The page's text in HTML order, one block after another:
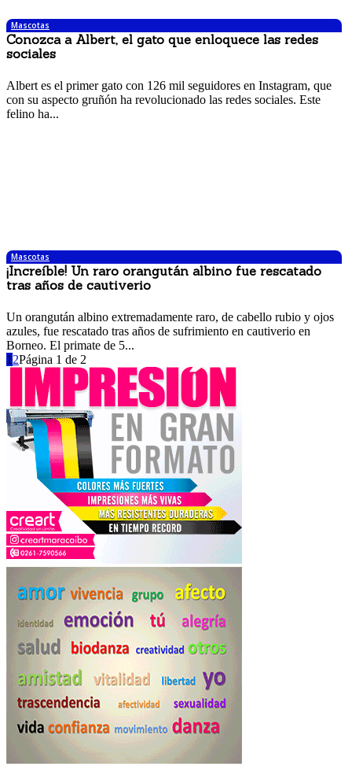
Mascotas
Conozca a Albert, el gato que enloquece las redes
sociales
Albert es el primer gato con 126 mil seguidores en Instagram, que
con su aspecto gruñón ha revolucionado las redes sociales. Este
felino ha...
Mascotas
¡Increíble! Un raro orangután albino fue rescatado
tras años de cautiverio
Un orangután albino extremadamente raro, de cabello rubio y ojos
azules, fue rescatado tras años de sufrimiento en cautiverio en
Borneo. El primate de 5...
1 2Página 1 de 2